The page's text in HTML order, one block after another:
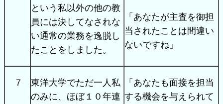
という私以外の他の教
員には決してなされな
い通常の業務を逸脱し
たことをしました。
「あなたが主査を御担
当されたことは間違い
ないですね」
７
東洋大学でただ一人私
のみに、ほぼ１０年連
「あなたも面接を担当
する機会を与えられて